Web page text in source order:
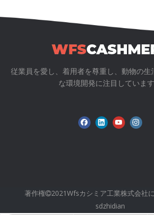
従業員を愛し、着用者を尊重し、動物の生
な環境開発に注目しています
著作権2021Wfsカシミア工業株式会社
sdzhidian